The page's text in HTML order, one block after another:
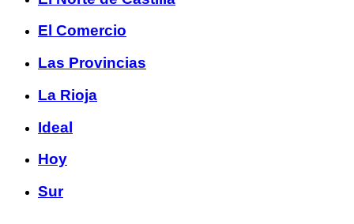
El Comercio
Las Provincias
La Rioja
Ideal
Hoy
Sur